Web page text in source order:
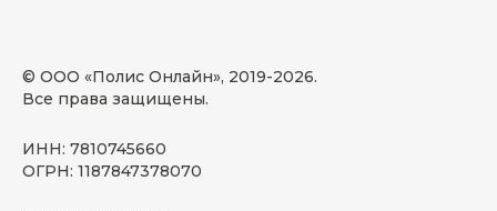
© ООО «Полис Онлайн», 2019-2026.
Все права защищены.
ИНН: 7810745660
ОГРН: 1187847378070